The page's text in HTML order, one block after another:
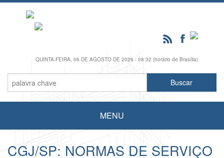
QUINTA-FEIRA, 06 DE AGOSTO DE 2026 - 08:32 (horário de Brasília)
MENU
CGJ/SP: NORMAS DE SERVIÇO